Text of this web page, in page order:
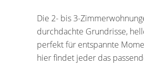
Die 2- bis 3-
durchdachte Grundrisse,
perfekt für entspannte
hier findet jeder das